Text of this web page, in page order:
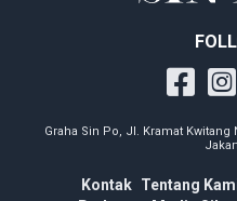
Graha Sin Po, Jl. Kramat Kwitang
Kontak Tentang